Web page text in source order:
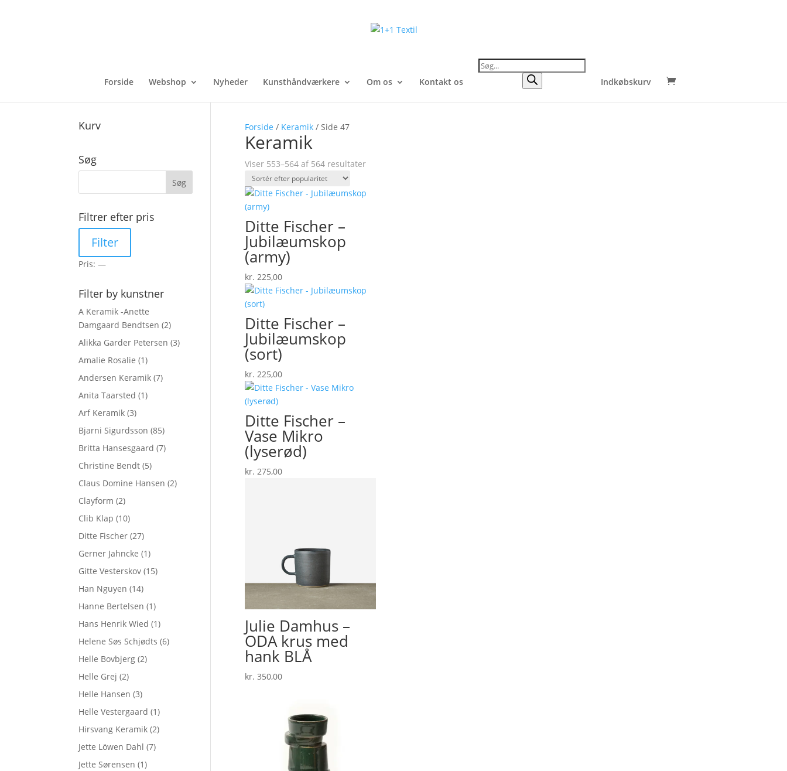
Forside Webshop Nyheder Kunsthåndværkere Om os Kontakt os
Products
search
Indkøbskurv
Forside / Keramik/ Side 47
Keramik
Viser 553–564 af 564 resultaterSorteret
popularitet
Ditte Fischer –
Jubilæumskop
(army)
kr. 225,00
Ditte Fischer –
Jubilæumskop
(sort)
kr. 225,00
Ditte Fischer –
Vase Mikro
(lyserød)
kr. 275,00
Julie Damhus –
ODA krus med
hank BLÅ
kr. 350,00
Kurv
Søg
Filtrer efter pris
pris
prisFilter
Pris:—
Filter by kunstner
A Keramik -Anette
Damgaard Bendtsen (2)
Alikka Garder Petersen (3)
Amalie Rosalie (1)
Andersen Keramik (7)
Anita Taarsted (1)
Arf Keramik (3)
Bjarni Sigurdsson (85)
Britta Hansesgaard (7)
Christine Bendt (5)
Claus Domine Hansen (2)
Clayform (2)
Clib Klap (10)
Ditte Fischer (27)
Gerner Jahncke (1)
Gitte Vesterskov (15)
Han Nguyen (14)
Hanne Bertelsen (1)
Hans Henrik Wied (1)
Helene Søs Schjødts (6)
Helle Bovbjerg (2)
Helle Grej (2)
Helle Hansen (3)
Helle Vestergaard (1)
Hirsvang Keramik (2)
Jette Löwen Dahl (7)
Jette Sørensen (1)